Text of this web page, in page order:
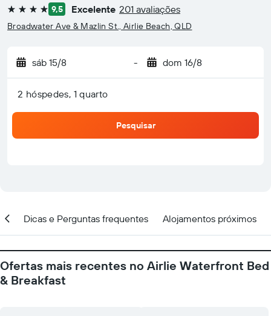
4 estrelas 9,5 Excelente 201 avaliações
Broadwater Ave & Mazlin St., Airlie Beach, QLD
sáb 15/8 - dom 16/8
2 hóspedes, 1 quarto
Pesquisar
Dicas e Perguntas frequentes Alojamentos próximos
Ofertas mais recentes no Airlie Waterfront Bed
& Breakfast